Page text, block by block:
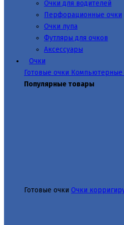
Очки для водителей
Перфорационные очки
Очки лупа
Футляры для очков
Аксессуары
Очки
Готовые очки Компьютерные
Популярные товары
Готовые очки Очки